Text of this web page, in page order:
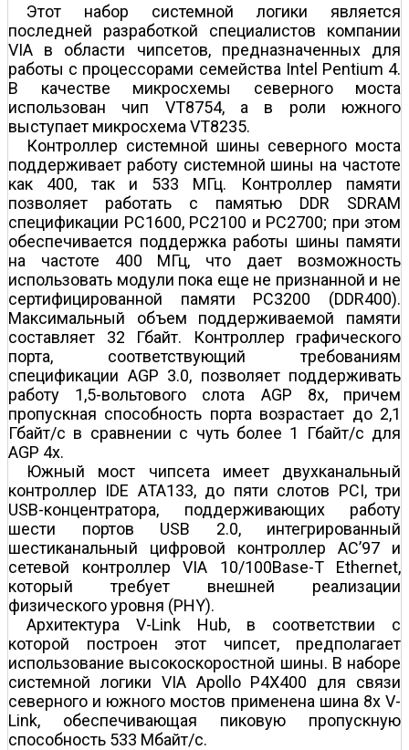
Этот набор системной логики является
последней разработкой специалистов компании
VIA в области чипсетов, предназначенных для
работы с процессорами семейства Intel Pentium 4.
В качестве микросхемы северного моста
использован чип VT8754, а в роли южного
выступает микросхема VT8235.
Контроллер системной шины северного моста
поддерживает работу системной шины на частоте
как 400, так и 533 МГц. Контроллер памяти
позволяет работать с памятью DDR SDRAM
спецификации PC1600, PC2100 и PC2700; при этом
обеспечивается поддержка работы шины памяти
на частоте 400 МГц, что дает возможность
использовать модули пока еще не признанной и не
сертифицированной памяти PC3200 (DDR400).
Максимальный объем поддерживаемой памяти
составляет 32 Гбайт. Контроллер графического
порта, соответствующий требованиям
спецификации AGP 3.0, позволяет поддерживать
работу 1,5-вольтового слота AGP 8х, причем
пропускная способность порта возрастает до 2,1
Гбайт/с в сравнении с чуть более 1 Гбайт/с для
AGP 4х.
Южный мост чипсета имеет двухканальный
контроллер IDE ATA133, до пяти слотов PCI, три
USB-концентратора, поддерживающих работу
шести портов USB 2.0, интегрированный
шестиканальный цифровой контроллер AC’97 и
сетевой контроллер VIA 10/100Base-T Ethernet,
который требует внешней реализации
физического уровня (PHY).
Архитектура V-Link Hub, в соответствии с
которой построен этот чипсет, предполагает
использование высокоскоростной шины. В наборе
системной логики VIA Apollo P4X400 для связи
северного и южного мостов применена шина 8х V-
Link, обеспечивающая пиковую пропускную
способность 533 Мбайт/с.